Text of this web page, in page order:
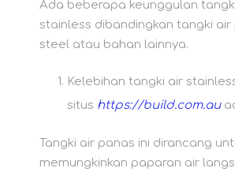
Ada beberapa keunggulan
stainless dibandingkan tangki air
steel atau bahan lainnya.
Kelebihan tangki air
situs https://build.com.au
Tangki air panas ini dirancang
memungkinkan paparan air